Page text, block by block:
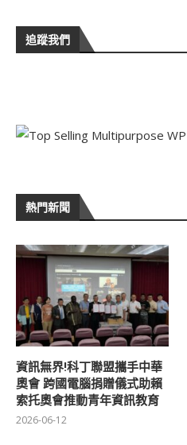
追蹤我們
熱門新聞
資訊無界!科丁聯盟攜手中華
奧會 跨國電腦捐贈儀式助賴
索托奧會推動青年資訊教育
2026-06-12